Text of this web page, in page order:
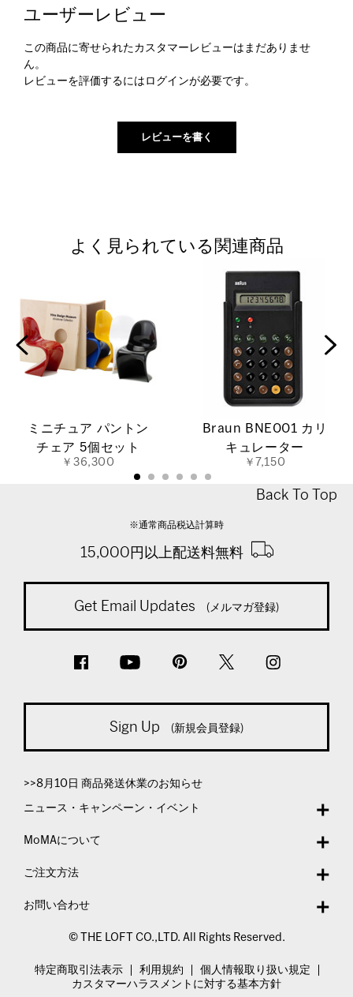
ユーザーレビュー
この商品に寄せられたカスタマーレビューはまだありませ
ん。
レビューを評価するには ログインが必要です。
よく見られている関連商品
ミニチュア パントン
チェア 5個セット
￥36,300
Braun BNE001 カリ
キュレーター
￥7,150
Back To Top
※通常商品税込計算時
15,000円以上配送料無料
Get Email Updates (メルマガ登録)
Sign Up (新規会員登録)
>>8月10日 商品発送休業のお知らせ
ニュース・キャンペーン・イベント
MoMAについて
ご注文方法
お問い合わせ
© THE LOFT CO.,LTD. All Rights Reserved.
特定商取引法表示 利用規約
個人情報取り扱い規定
カスタマーハラスメントに対する基本方針